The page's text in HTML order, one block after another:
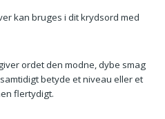
kan bruges i dit krydsord med
ordet den modne, dybe smag
betyde et niveau eller et
flertydigt.